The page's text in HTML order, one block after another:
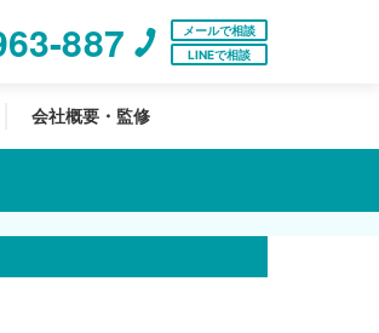
887
メールで相談
LINEで相談
会社概要・監修